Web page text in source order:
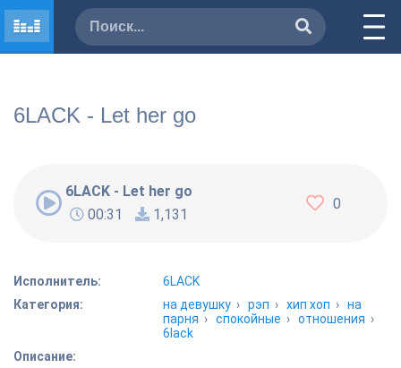
6LACK - Let her go
6LACK - Let her go
00:31
1,131
0
Исполнитель:
6LACK
Категория:
на девушку ›рэп ›хип хоп ›на
парня ›спокойные ›отношения ›
6lack
Описание: